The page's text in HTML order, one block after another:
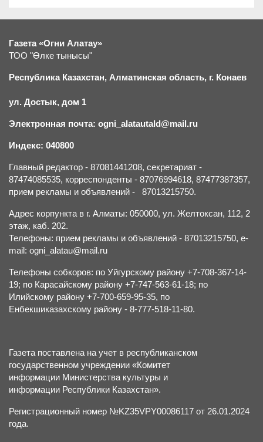
Газета «Огни Алатау»
ТОО "Өлке тынысы"
Республика Казахстан, Алматинская область, г. Конаев
ул. Достык, дом 1
Электронная почта: ogni_alatautald@mail.ru
Индекс: 040800
Главный редактор - 87081441208, секретариат -
87474085535, корреспонденты - 87076994618, 87477387357,
прием рекламы и объявлений - 87013215750.
Адрес корпункта в г. Алматы: 050000, ул. Желтоксан, 112, 2
этаж, каб. 202.
Телефоны: прием рекламы и объявлений - 87013215750, e-
mail: ogni_alatau@mail.ru
Телефоны собкоров: по Уйгурскому району +7-708-367-14-
19; по Карасайскому району +7-747-563-61-18; по
Илийскому району +7-700-659-95-35, по
Енбекшиказахскому району - 8-777-518-11-80.
Газета поставлена на учет в республиканском
государственном учреждении «Комитет
информации Министерства культуры и
информации Республики Казахстан».
Регистрационный номер №KZ35VPY00086117 от 26.01.2024
года.